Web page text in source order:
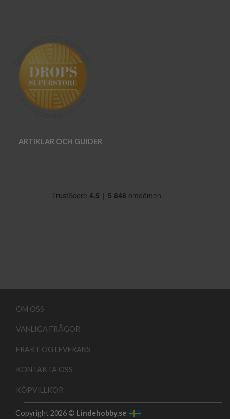
ARTIKLAR OCH GUIDER
OM OSS
VANLIGA FRÅGOR
FRAKT OG LEVERANS
KONTAKTA OSS
KÖPVILLKOR
Copyright 2026 © Lindehobby.se